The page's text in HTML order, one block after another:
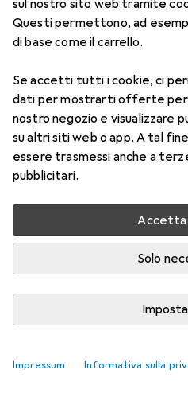
sul nostro sito web tramite
Questi permettono, ad
di base come il carrello.
Se accetti tutti i cookie, ci
dati per mostrarti offerte
nostro negozio e visualizzare
su altri siti web o app. A tal
essere trasmessi anche a
pubblicitari.
Solo
Impressum Informativa sulla
Prodotti Forum